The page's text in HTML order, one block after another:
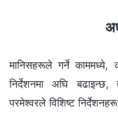
मानिसहरूले गर्ने काममध्ये,
निर्देशनमा अघि
परमेश्‍वरले विशिष्ट